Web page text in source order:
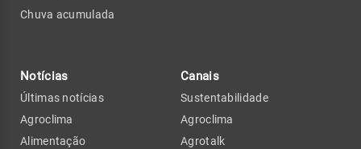
Chuva acumulada
Notícias
Últimas notícias
Agroclima
Alimentação
Canais
Sustentabilidade
Agroclima
Agrotalk